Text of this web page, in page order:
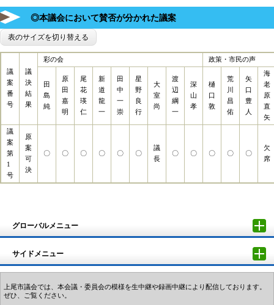
◎本議会において賛否が分かれた議案
表のサイズを切り替える
議
案
番
号
議
決
結
果
彩の会 政策・市民の声
田
島
純
原
田
嘉
明
尾
花
瑛
仁
新
道
龍
一
田
中
一
崇
星
野
良
行
大
室
尚
渡
辺
綱
一
深
山
孝
樋
口
敦
荒
川
昌
佑
矢
口
豊
人
海
老
原
直
矢
議
案
第
1
号
原
案
可
決
〇 〇 〇 〇 〇 〇
議
長
〇 〇 〇 〇 〇
欠
席
グローバルメニュー
サイドメニュー
上尾市議会では、本会議・委員会の模様を生中継や録画中継により配信しております。
ぜひ、ご覧ください。